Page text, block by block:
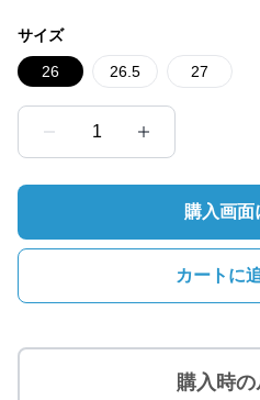
サイズ
26 26.5 27
1
購入画面
カートに
購入時